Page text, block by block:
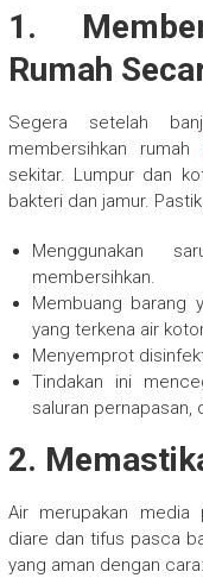
1.
Rumah
Segera setelah
membersihkan rumah
sekitar. Lumpur dan
bakteri dan jamur.
Menggunakan
membersihkan.
Membuang barang
yang terkena air
Menyemprot
Tindakan ini
saluran pernapasan,
2.
Air merupakan media
diare dan tifus pasca
yang aman dengan cara: